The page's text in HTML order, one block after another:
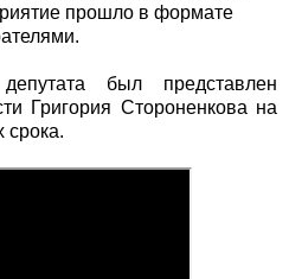
прошло в формате
был представлен
Григория Стороненкова на
срока.